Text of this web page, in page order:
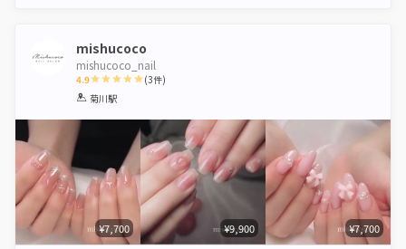
mishucoco
mishucoco_nail
4.9
1 2 3
(3件)
菊川駅
¥7,700 ¥9,900 ¥7,700